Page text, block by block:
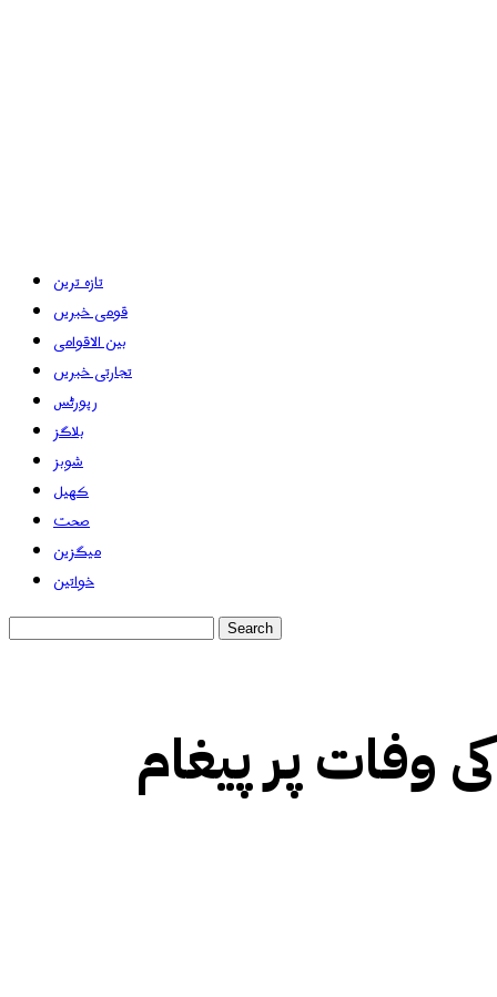
تازہ ترین
قومی خبریں
بین الاقوامی
تجارتی خبریں
رپورٹس
بلاگز
شوبز
کھیل
صحت
میگزین
خواتین
وفات پر پیغام